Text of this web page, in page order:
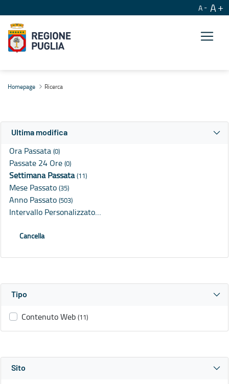
A A
Homepage Ricerca
Ultima modifica
Ora Passata (0)
Passate 24 Ore (0)
Settimana Passata(11)
Mese Passato (35)
Anno Passato (503)
Intervallo Personalizzato…
Cancella
Tipo
Contenuto Web (11)
Sito